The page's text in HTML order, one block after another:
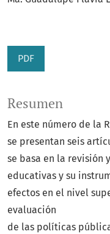
PDF
Resumen
En este número de la
se presentan seis
se basa en la revisión
educativas y su
efectos en el nivel
evaluación
de las políticas